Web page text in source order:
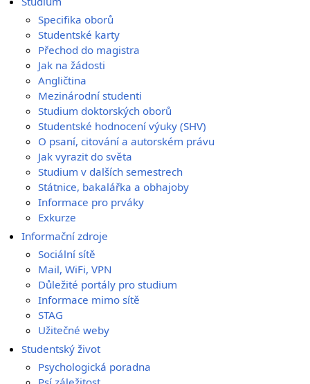
Specifika oborů
Studentské karty
Přechod do magistra
Jak na žádosti
Angličtina
Mezinárodní studenti
Studium doktorských oborů
Studentské hodnocení výuky (SHV)
O psaní, citování a autorském právu
Jak vyrazit do světa
Studium v dalších semestrech
Státnice, bakalářka a obhajoby
Informace pro prváky
Exkurze
Informační zdroje
Sociální sítě
Mail, WiFi, VPN
Důležité portály pro studium
Informace mimo sítě
STAG
Užitečné weby
Studentský život
Psychologická poradna